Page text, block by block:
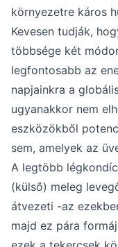
környezetre káros
Kevesen tudják,
többsége két
legfontosabb az
napjainkra a
ugyanakkor nem
eszközökből
sem, amelyek az
A legtöbb
(külső) meleg
átvezeti -az
majd ez pára